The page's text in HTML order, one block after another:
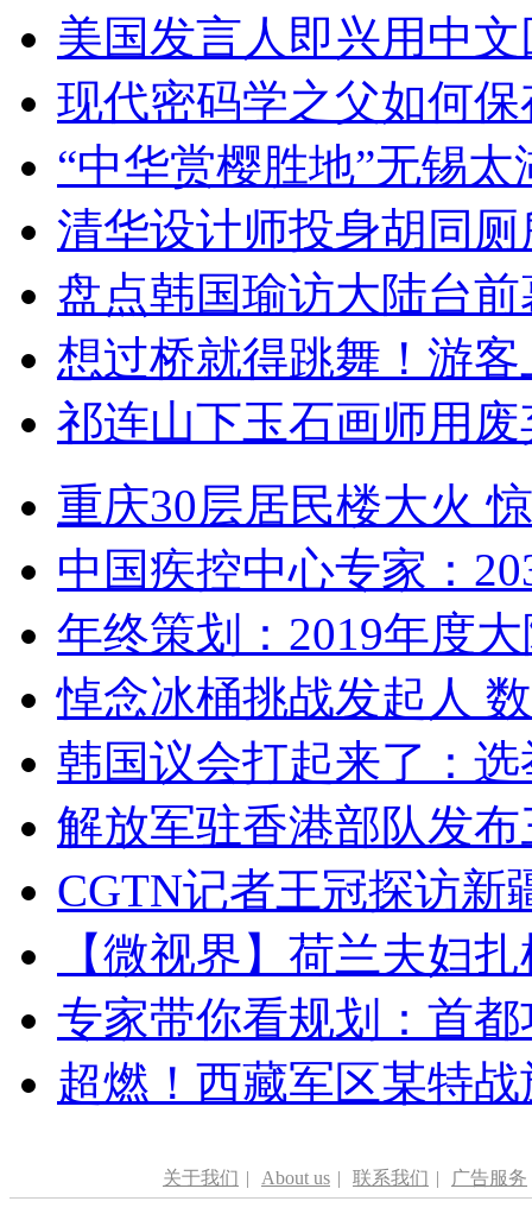
美国发言人即兴用中
现代密码学之父如何
“中华赏樱胜地”无锡
清华设计师投身胡同
盘点韩国瑜访大陆台
想过桥就得跳舞！游客
祁连山下玉石画师用
重庆30层居民楼大火
中国疾控中心专家：
年终策划：2019年度
悼念冰桶挑战发起人
韩国议会打起来了：
解放军驻香港部队发
CGTN记者王冠探访新
【微视界】荷兰夫妇
专家带你看规划：首
超燃！西藏军区某特
关于我们 | About us | 联系我们 | 广告服务